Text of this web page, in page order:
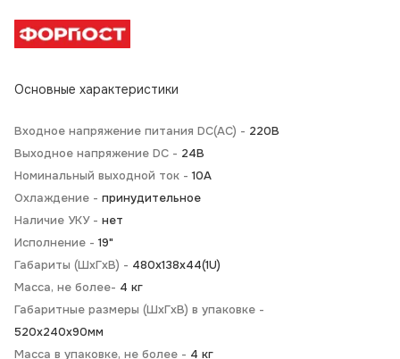
Основные характеристики
Входное напряжение питания DC(AC) - 220В
Выходное напряжение DC - 24В
Номинальный выходной ток - 10А
Охлаждение - принудительное
Наличие УКУ - нет
Исполнение - 19"
Габариты (ШхГхВ) - 480х138х44(1U)
Масса, не более- 4 кг
Габаритные размеры (ШхГхВ) в упаковке -
520х240х90мм
Масса в упаковке, не более - 4 кг